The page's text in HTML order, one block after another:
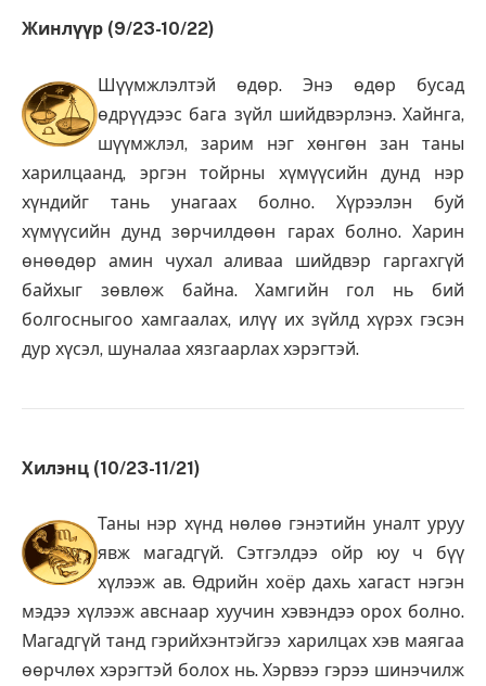
Жинлүүр (9/23-10/22)
Шүүмжлэлтэй өдөр. Энэ өдөр бусад
өдрүүдээс бага зүйл шийдвэрлэнэ. Хайнга,
шүүмжлэл, зарим нэг хөнгөн зан таны
харилцаанд, эргэн тойрны хүмүүсийн дунд нэр
хүндийг тань унагаах болно. Хүрээлэн буй
хүмүүсийн дунд зөрчилдөөн гарах болно. Харин
өнөөдөр амин чухал аливаа шийдвэр гаргахгүй
байхыг зөвлөж байна. Хамгийн гол нь бий
болгосныгоо хамгаалах, илүү их зүйлд хүрэх гэсэн
дур хүсэл, шуналаа хязгаарлах хэрэгтэй.
Хилэнц (10/23-11/21)
Таны нэр хүнд нөлөө гэнэтийн уналт уруу
явж магадгүй. Сэтгэлдээ ойр юу ч бүү
хүлээж ав. Өдрийн хоёр дахь хагаст нэгэн
мэдээ хүлээж авснаар хуучин хэвэндээ орох болно.
Магадгүй танд гэрийхэнтэйгээ харилцах хэв маягаа
өөрчлөх хэрэгтэй болох нь. Хэрвээ гэрээ шинэчилж